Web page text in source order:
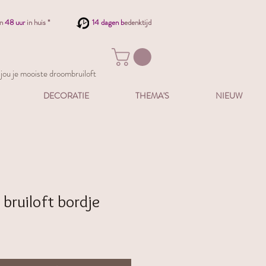
48 uur in huis * 14 dagen bedenktijd
je mooiste droombruiloft
DECORATIE THEMA'S NIEUW
bruiloft bordje